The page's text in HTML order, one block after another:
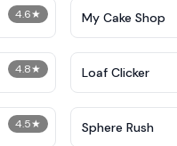
4.6★ My Cake Shop
4.8★ Loaf Clicker
4.5★ Sphere Rush